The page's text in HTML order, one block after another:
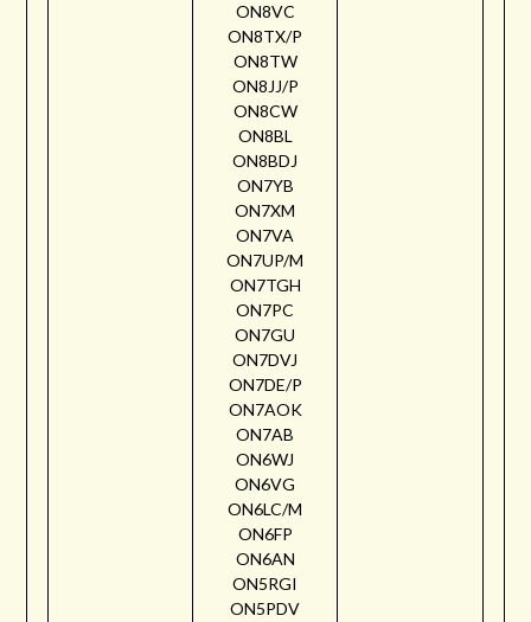
ON8VC
ON8TX/P
ON8TW
ON8JJ/P
ON8CW
ON8BL
ON8BDJ
ON7YB
ON7XM
ON7VA
ON7UP/M
ON7TGH
ON7PC
ON7GU
ON7DVJ
ON7DE/P
ON7AOK
ON7AB
ON6WJ
ON6VG
ON6LC/M
ON6FP
ON6AN
ON5RGI
ON5PDV